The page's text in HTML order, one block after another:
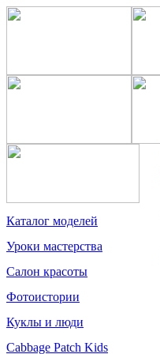
Каталог моделей
Уроки мастерства
Салон красоты
Фотоистории
Куклы и люди
Cabbage Patch Kids